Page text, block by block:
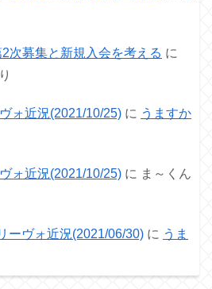
次募集と新規入会を考える に
ォ近況(2021/10/25) に うますか
ォ近況(2021/10/25) に ま～くん
ーヴォ近況(2021/06/30) に うま